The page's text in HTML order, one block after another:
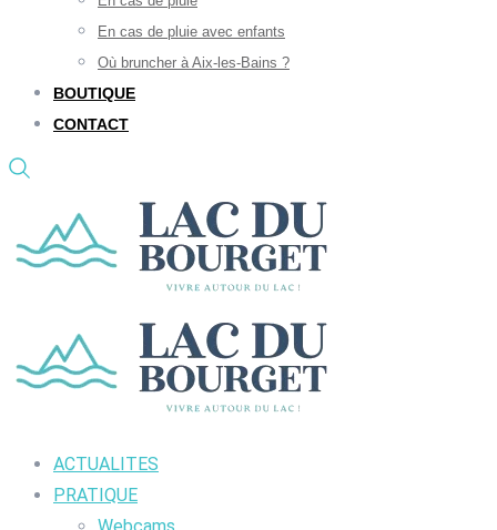
En cas de pluie avec enfants
Où bruncher à Aix-les-Bains ?
BOUTIQUE
CONTACT
ACTUALITES
PRATIQUE